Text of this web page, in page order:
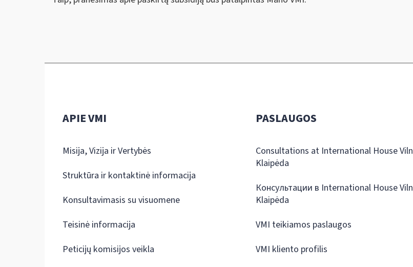
APIE VMI
Misija, Vizija ir Vertybės
Struktūra ir kontaktinė informacija
Konsultavimasis su visuomene
Teisinė informacija
Peticijų komisijos veikla
PASLAUGOS
Consultations at International House
Klaipėda
Консультации в International House
Klaipėda
VMI teikiamos paslaugos
VMI kliento profilis